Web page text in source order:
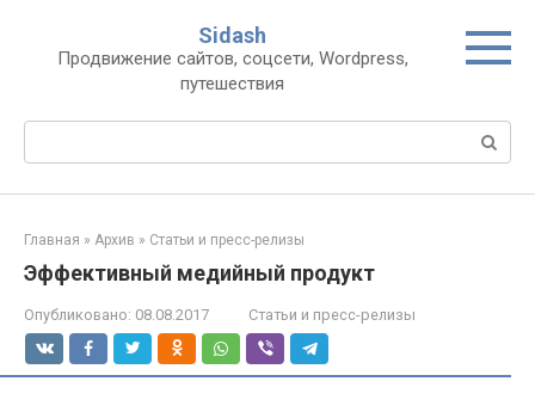
контенту
Sidash
Продвижение сайтов, соцсети, Wordpress,
путешествия
Главная » Архив » Статьи и пресс-релизы
Эффективный медийный продукт
Опубликовано: 08.08.2017 Статьи и пресс-релизы